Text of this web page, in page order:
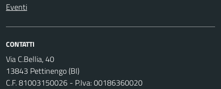
Eventi
CONTATTI
Via C.Bellia, 40
13843 Pettinengo (BI)
C.F. 81003150026 - P.Iva: 00186360020